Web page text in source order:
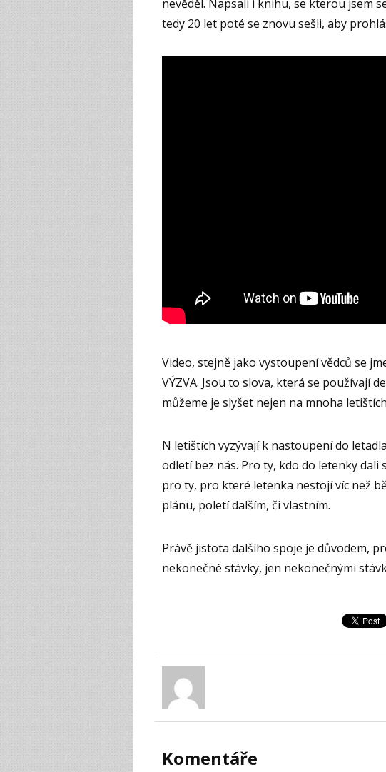
nevěděl. Napsali i knihu, se kterou jsem
tedy 20 let poté se znovu sešli, aby
Video, stejně jako vystoupení vědců se
VÝZVA. Jsou to slova, která se používají
můžeme je slyšet nejen na mnoha
N letištích vyzývají k nastoupení do
odletí bez nás. Pro ty, kdo do letenky
pro ty, pro které letenka nestojí víc než
plánu, poletí dalším, či vlastním.
Právě jistota dalšího spoje je důvodem,
nekonečné stávky, jen nekonečnými
Komentáře